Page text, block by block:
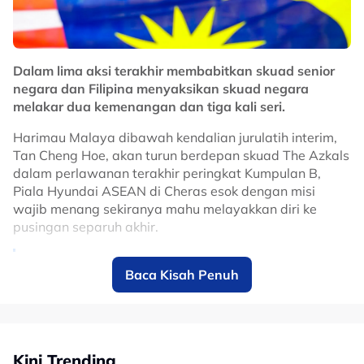
Dalam lima aksi terakhir membabitkan skuad senior
negara dan Filipina menyaksikan skuad negara
melakar dua kemenangan dan tiga kali seri.
Harimau Malaya dibawah kendalian jurulatih interim,
Tan Cheng Hoe, akan turun berdepan skuad The Azkals
dalam perlawanan terakhir peringkat Kumpulan B,
Piala Hyundai ASEAN di Cheras esok dengan misi
wajib menang sekiranya mahu melayakkan diri ke
pusingan separuh akhir.
Every competition begins with belief.
July 25, setting up a challenging yet
Baca Kisah Penuh